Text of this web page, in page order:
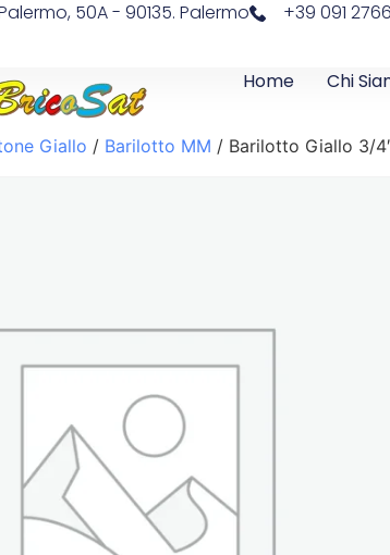
50A - 90135. Palermo +39 091
Home Chi
Giallo / Barilotto MM / Barilotto Giallo 3/